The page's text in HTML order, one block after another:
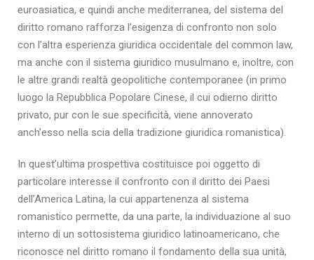
euroasiatica, e quindi anche mediterranea, del sistema del
diritto romano rafforza l’esigenza di confronto non solo
con l’altra esperienza giuridica occidentale del common law,
ma anche con il sistema giuridico musulmano e, inoltre, con
le altre grandi realtà geopolitiche contemporanee (in primo
luogo la Repubblica Popolare Cinese, il cui odierno diritto
privato, pur con le sue specificità, viene annoverato
anch’esso nella scia della tradizione giuridica romanistica).
In quest’ultima prospettiva costituisce poi oggetto di
particolare interesse il confronto con il diritto dei Paesi
dell’America Latina, la cui appartenenza al sistema
romanistico permette, da una parte, la individuazione al suo
interno di un sottosistema giuridico latinoamericano, che
riconosce nel diritto romano il fondamento della sua unità,